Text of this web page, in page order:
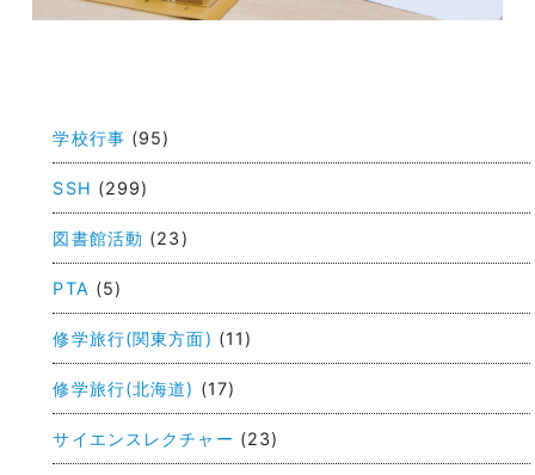
ナ
ビ
ゲ
ー
シ
ョ
ン
学校行事 (95)
SSH (299)
図書館活動 (23)
PTA (5)
修学旅行(関東方面) (11)
修学旅行(北海道) (17)
サイエンスレクチャー (23)